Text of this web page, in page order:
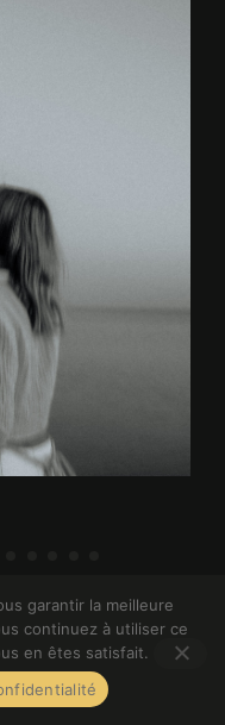
garantir la meilleure
continuez à utiliser ce
en êtes satisfait.